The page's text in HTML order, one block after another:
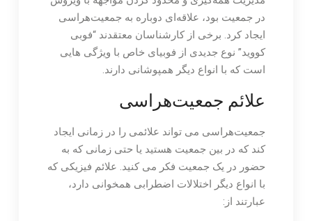
در جمعیت بود، علاقه‌ای دوباره به جمعیت‌هراسی
ایجاد کرد. برخی از کارشناسان معتقدند “فوبی
کووید” نوع جدیدی از فوبیای خاص با ویژگی هایی
است که با انواع دیگر همپوشانی دارند.
علائم جمعیت‌هراسی
جمعیت‌هراسی می تواند علائمی را در زمانی ایجاد
کند که در بین جمعیت هستید یا حتی زمانی که به
حضور در یک جمعیت فکر می کنید. علائم فیزیکی که
با انواع دیگر اختلالات اضطرابی همخوانی دارد،
عبارتند از: